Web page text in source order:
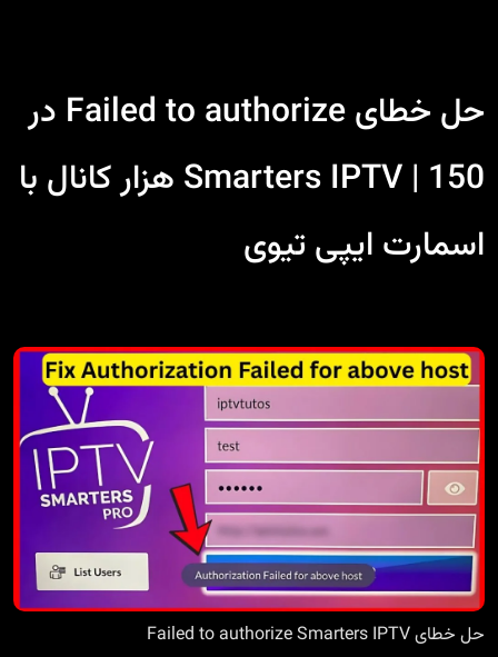
حل خطای Failed to authorize در
Smarters IPTV | 150 هزار کانال با
اسمارت ایپی تیوی
حل خطای Failed to authorize Smarters IPTV